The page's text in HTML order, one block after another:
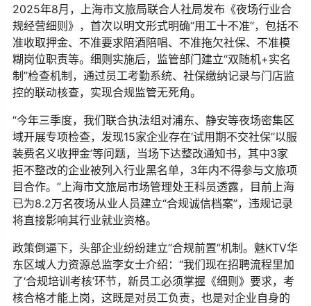
2025年8月，上海市文旅局联合人社局发布《夜场行业合
规经营细则》，首次以明文形式明确“用工十不准”，包括不
准收取押金、不准要求陪酒陪唱、不准拖欠社保、不准模
糊岗位职责等。细则实施后，监管部门建立“双随机+实名
制”检查机制，通过员工考勤系统、社保缴纳记录与门店监
控的联动核查，实现合规监管无死角。
“今年三季度，我们联合执法组对浦东、静安等夜场密集区
域开展专项检查，发现15家企业存在‘试用期不交社保’‘以服
装费名义收押金’等问题，当场下达整改通知书，其中3家
拒不整改的企业被列入行业黑名单，3年内不得参与文旅项
目合作。”上海市文旅局市场管理处王科员透露，目前上海
已为8.2万名夜场从业人员建立“合规诚信档案”，违规记录
将直接影响其行业就业资格。
政策倒逼下，头部企业纷纷建立“合规前置”机制。魅KTV华
东区域人力资源总监李女士介绍：“我们现在招聘流程里加
了‘合规培训考核’环节，新员工必须掌握《细则》要求，考
核合格才能上岗，这既是对员工负责，也是对企业自身的